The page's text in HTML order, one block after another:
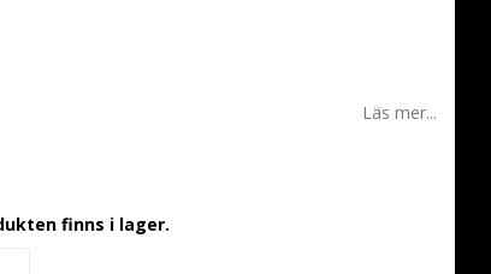
Läs mer...
finns i lager.